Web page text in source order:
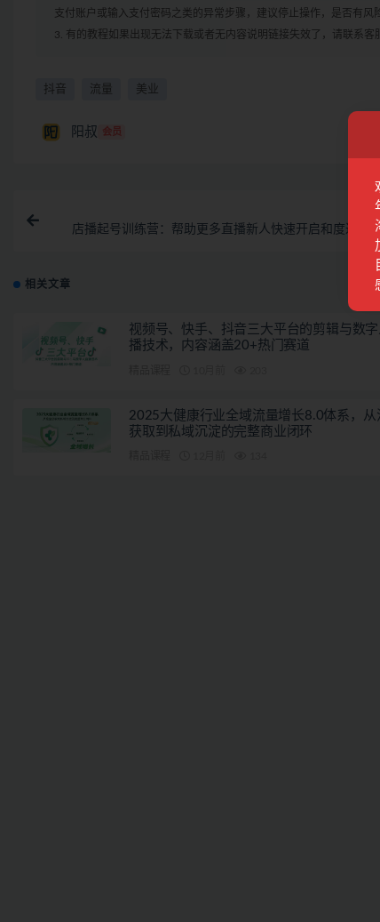
支付账户或输入支付密码之类的异常步骤，建议停止操作，是否有风
3. 有的教程如果出现无法下载或者无内容说明链接失效了，请联系客
抖音 流量 美业
阳叔 会员
店播起号训练营：帮助更多直播新人快速开启和度过起
（
相关文章
视频号、快手、抖音三大平台的剪辑与数字
播技术，内容涵盖20+热门赛道
2025大健康行业全域流量增长8.0体系，从
获取到私域沉淀的完整商业闭环